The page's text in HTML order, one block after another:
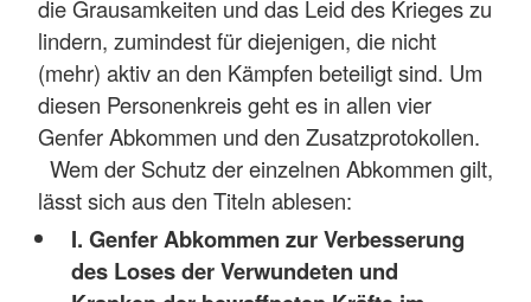
die Grausamkeiten und das Leid des Krieges zu
lindern, zumindest für diejenigen, die nicht
(mehr) aktiv an den Kämpfen beteiligt sind. Um
diesen Personenkreis geht es in allen vier
Genfer Abkommen und den Zusatzprotokollen.
Wem der Schutz der einzelnen Abkommen gilt,
lässt sich aus den Titeln ablesen:
I. Genfer Abkommen zur Verbesserung
des Loses der Verwundeten und